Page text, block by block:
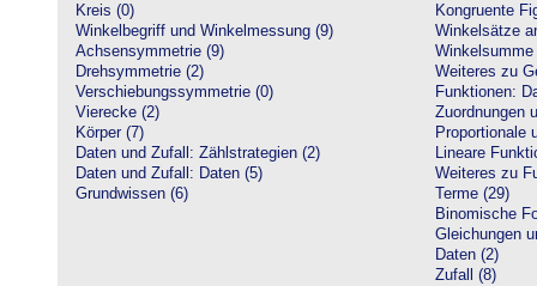
Kreis (0)
Winkelbegriff und Winkelmessung (9)
Achsensymmetrie (9)
Drehsymmetrie (2)
Verschiebungssymmetrie (0)
Vierecke (2)
Körper (7)
Daten und Zufall: Zählstrategien (2)
Daten und Zufall: Daten (5)
Grundwissen (6)
Kongruente
Winkelsätze
Weiteres zu
Funktionen:
Zuordnungen
Proportionale
Lineare
Weiteres zu
Terme (29)
Binomische
Gleichungen
Daten (2)
Zufall (8)